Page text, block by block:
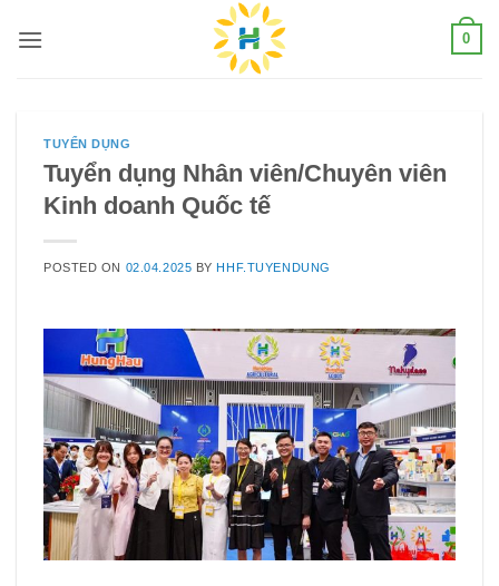
0
TUYỂN DỤNG
Tuyển dụng Nhân viên/Chuyên viên
Kinh doanh Quốc tế
POSTED ON 02.04.2025 BY HHF.TUYENDUNG